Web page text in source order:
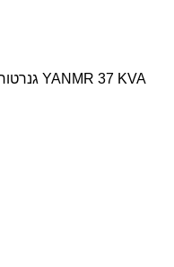
גנרטור YANMR 37 KVA